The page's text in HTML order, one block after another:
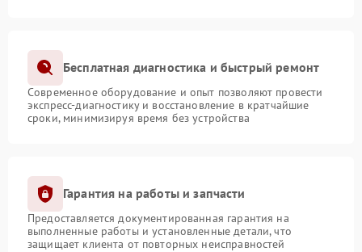
Бесплатная диагностика и быстрый ремонт
Современное оборудование и опыт позволяют провести
экспресс-диагностику и восстановление в кратчайшие
сроки, минимизируя время без устройства
Гарантия на работы и запчасти
Предоставляется документированная гарантия на
выполненные работы и установленные детали, что
защищает клиента от повторных неисправностей